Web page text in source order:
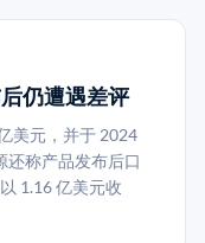
仍遭遇差评
美元，并于 2024
还称产品发布后口
1.16 亿美元收